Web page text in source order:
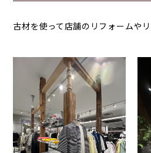
古材を使って店舗のリフォームや